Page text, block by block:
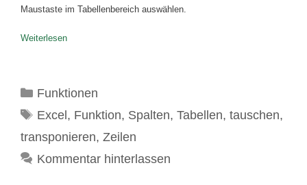
Maustaste im Tabellenbereich auswählen.
Weiterlesen
Kategorien
Funktionen
Schlagwörter
Excel , Funktion, Spalten, Tabellen, tauschen,
transponieren, Zeilen
Kommentar hinterlassen